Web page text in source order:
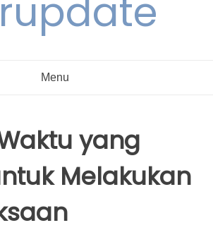
Menu
yang
Melakukan